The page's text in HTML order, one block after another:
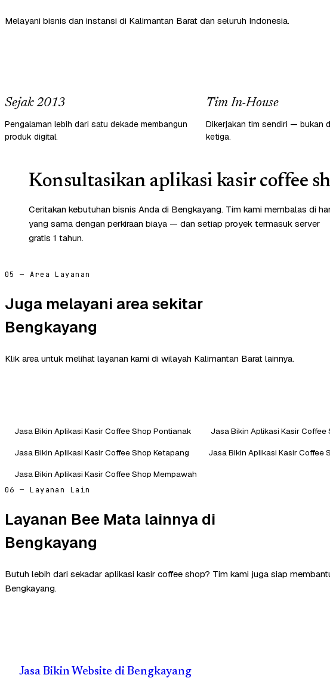
Melayani bisnis dan instansi di Kalimantan Barat dan seluruh Indonesia.
Sejak 2013
Pengalaman lebih dari satu dekade membangun
produk digital.
Tim In-House
Dikerjakan tim sendiri — bukan
ketiga.
Konsultasikan aplikasi kasir coffee
Ceritakan kebutuhan bisnis Anda di Bengkayang. Tim kami membalas di
yang sama dengan perkiraan biaya — dan setiap proyek termasuk server
gratis 1 tahun.
05 — Area Layanan
Juga melayani area sekitar
Bengkayang
Klik area untuk melihat layanan kami di wilayah Kalimantan Barat lainnya.
Jasa Bikin Aplikasi Kasir Coffee Shop Pontianak Jasa Bikin Aplikasi Kasir Coffee
Jasa Bikin Aplikasi Kasir Coffee Shop Ketapang
Jasa Bikin Aplikasi Kasir Coffee
Jasa Bikin Aplikasi Kasir Coffee Shop Mempawah
06 — Layanan Lain
Layanan Bee Mata lainnya di
Bengkayang
Butuh lebih dari sekadar aplikasi kasir coffee shop? Tim kami juga siap
Bengkayang.
Jasa Bikin Website di Bengkayang